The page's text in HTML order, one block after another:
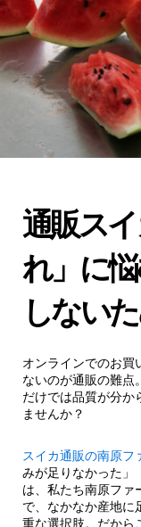
通販ス
れ」に
しない
オンラインでのお買
ないのが通販の難点
だけでは品質が分
ませんか？
スイカ通販の南原フ
みが足りなかった」
は、私たち南原ファ
で、なかなか産地に
重な選択肢。だから